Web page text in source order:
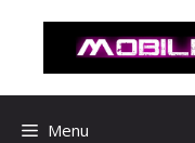
로
Menu